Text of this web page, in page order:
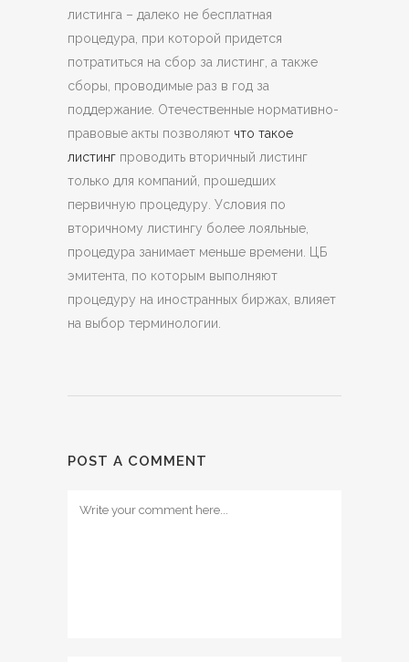
листинга – далеко не бесплатная
процедура, при которой придется
потратиться на сбор за листинг, а также
сборы, проводимые раз в год за
поддержание. Отечественные нормативно-
правовые акты позволяют что такое
листинг проводить вторичный листинг
только для компаний, прошедших
первичную процедуру. Условия по
вторичному листингу более лояльные,
процедура занимает меньше времени. ЦБ
эмитента, по которым выполняют
процедуру на иностранных биржах, влияет
на выбор терминологии.
POST A COMMENT